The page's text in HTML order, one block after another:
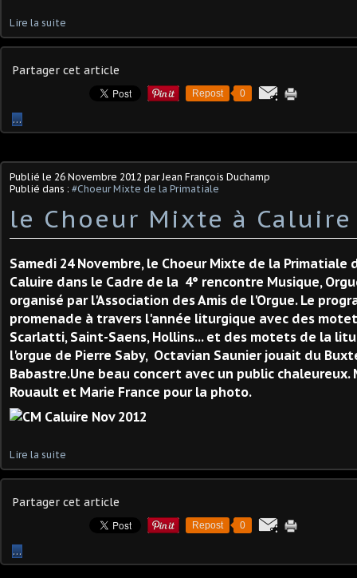
Lire la suite
Partager cet article
Repost 0
…
Publié le 26 Novembre 2012 par Jean François Duchamp
Publié dans : #Choeur Mixte de la Primatiale
le Choeur Mixte à Caluire
Samedi 24 Novembre, le Choeur Mixte de la
Caluire dans le Cadre de la 4° rencontre Musique,
organisé par l'Association des Amis de l'Orgue. Le
promenade à travers l'année liturgique avec des
Scarlatti, Saint-Saens, Hollins... et des motets de la
l'orgue de Pierre Saby, Octavian Saunier jouait du
Babastre.Une beau concert avec un public chaleureux.
Rouault et Marie France pour la photo.
Lire la suite
Partager cet article
Repost 0
…